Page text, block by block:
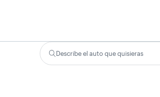
Describe el auto que quisieras